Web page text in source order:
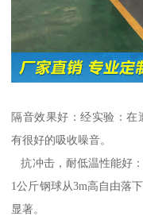
隔音效果好：经实验：
有很好的吸收噪音。
抗冲击，耐低温性能好
1公斤钢球从3m高自由落
显著。